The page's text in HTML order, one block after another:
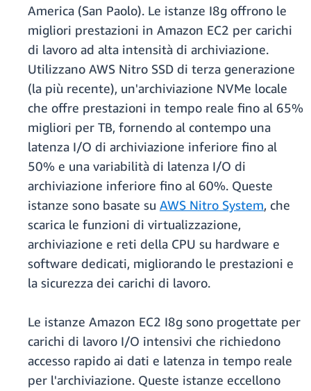
America (San Paolo). Le istanze I8g offrono le
migliori prestazioni in Amazon EC2 per carichi
di lavoro ad alta intensità di archiviazione.
Utilizzano AWS Nitro SSD di terza generazione
(la più recente), un'archiviazione NVMe locale
che offre prestazioni in tempo reale fino al 65%
migliori per TB, fornendo al contempo una
latenza I/O di archiviazione inferiore fino al
50% e una variabilità di latenza I/O di
archiviazione inferiore fino al 60%. Queste
istanze sono basate su AWS Nitro System, che
scarica le funzioni di virtualizzazione,
archiviazione e reti della CPU su hardware e
software dedicati, migliorando le prestazioni e
la sicurezza dei carichi di lavoro.
Le istanze Amazon EC2 I8g sono progettate per
carichi di lavoro I/O intensivi che richiedono
accesso rapido ai dati e latenza in tempo reale
per l'archiviazione. Queste istanze eccellono